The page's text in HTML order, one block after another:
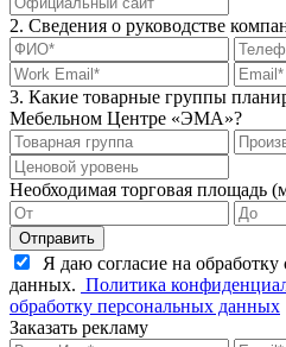
2. Сведения о руководстве
3. Какие товарные группы
Мебельном Центре «ЭМА»?
Необходимая торговая площадь
Отправить
Я даю согласие на
данных. Политика
обработку персональных данных
Заказать рекламу